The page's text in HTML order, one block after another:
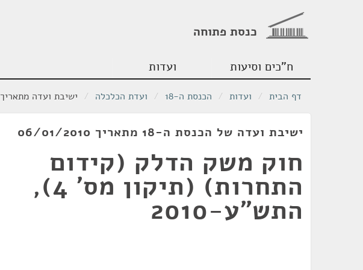
כנסת פתוחה
ח"כים וסיעות ועדות
דף הבית / ועדות / הכנסת ה-18 / ועדת הכלכלה / ישיבת ועדה מתאריך 06/01/2010
ישיבת ועדה של הכנסת ה-18 מתאריך 06/01/2010
חוק משק הדלק (קידום
התחרות) (תיקון מס' 4),
התש"ע-2010